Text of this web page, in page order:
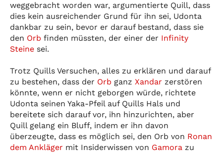
weggebracht worden war, argumentierte Quill, dass
dies kein ausreichender Grund für ihn sei, Udonta
dankbar zu sein, bevor er darauf bestand, dass sie
den Orb finden müssten, der einer der Infinity
Steine sei.
Trotz Quills Versuchen, alles zu erklären und darauf
zu bestehen, dass der Orb ganz Xandar zerstören
könnte, wenn er nicht geborgen würde, richtete
Udonta seinen Yaka-Pfeil auf Quills Hals und
bereitete sich darauf vor, ihn hinzurichten, aber
Quill gelang ein Bluff, indem er ihn davon
überzeugte, dass es möglich sei, den Orb von Ronan
dem Ankläger mit Insiderwissen von Gamora zu